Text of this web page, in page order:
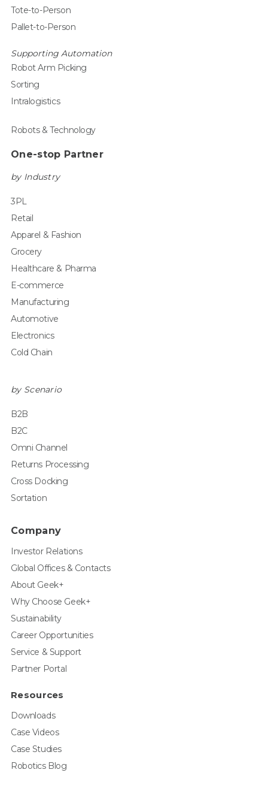
Tote-to-Person
Pallet-to-Person
Supporting Automation
Robot Arm Picking
Sorting
Intralogistics
Robots & Technology
One-stop Partner
by Industry
3PL
Retail
Apparel & Fashion
Grocery
Healthcare & Pharma
E-commerce
Manufacturing
Automotive
Electronics
Cold Chain
by Scenario
B2B
B2C
Omni Channel
Returns Processing
Cross Docking
Sortation
Company
Investor Relations
Global Offices & Contacts
About Geek+
Why Choose Geek+
Sustainability
Career Opportunities
Service & Support
Partner Portal
Resources
Downloads
Case Videos
Case Studies
Robotics Blog